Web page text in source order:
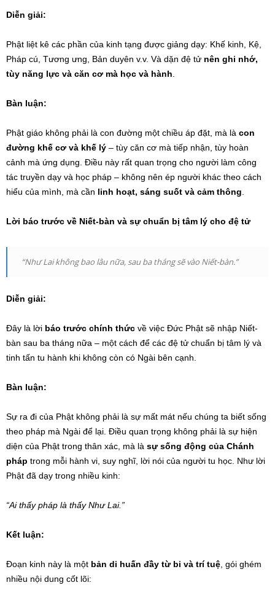
Diễn giải:
Phật liệt kê các phần của kinh tạng được giảng dạy: Khế kinh, Kệ,
Pháp cú, Tương ưng, Bản duyên v.v. Và dặn đệ tử nên ghi nhớ,
tùy năng lực và căn cơ mà học và hành
Bàn luận:
Phật giáo không phải là con đường một chiều áp đặt, mà là con
đường khế cơ và khế lý – tùy căn cơ mà tiếp nhận, tùy hoàn
cảnh mà ứng dụng. Điều này rất quan trọng cho người làm công
tác truyền dạy và học pháp – không nên ép người khác theo cách
hiểu của mình, mà cần linh hoạt, sáng suốt và cảm thông
Lời báo trước về Niết-bàn và sự chuẩn bị tâm lý cho đệ tử
“Như Lai không bao lâu nữa, sau ba tháng sẽ vào Niết-bàn.”
Diễn giải:
Đây là lời báo trước chính thức về việc Đức Phật sẽ nhập Niết-
bàn sau ba tháng nữa – một cách để các đệ tử chuẩn bị tâm lý và
tinh tấn tu hành khi không còn có Ngài bên cạnh.
Bàn luận:
Sự ra đi của Phật không phải là sự mất mát nếu chúng ta biết sống
theo pháp mà Ngài để lại. Điều quan trọng không phải là sự hiện
diện của Phật trong thân xác, mà là sự sống động của Chánh
pháp trong mỗi hành vi, suy nghĩ, lời nói của người tu học. Như lời
Phật đã dạy trong nhiều kinh:
“Ai thấy pháp là thấy Như Lai.”
Kết luận:
Đoạn kinh này là một bản di huấn đầy từ bi và trí tuệ , gói ghém
nhiều nội dung cốt lõi: